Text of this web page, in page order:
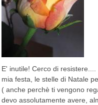
E' inutile! Cerco di
mia festa, le stelle di Natale
( anche perchè ti vengono
devo assolutamente avere,